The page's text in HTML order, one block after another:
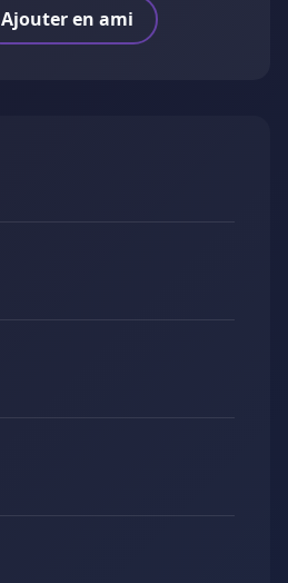
Ajouter en ami